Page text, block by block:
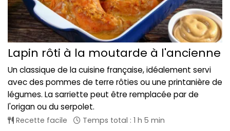
Lapin rôti à la moutarde à l'ancienne
Un classique de la cuisine française, idéalement servi
avec des pommes de terre rôties ou une printanière de
légumes. La sarriette peut être remplacée par de
l'origan ou du serpolet.
Recette facile Temps total : 1 h 5 min